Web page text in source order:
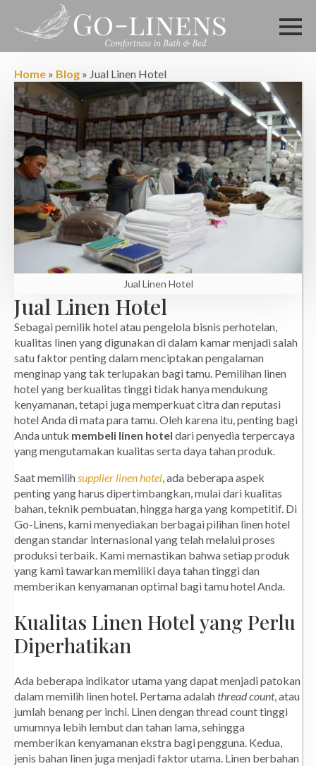
Home » Blog » Jual Linen Hotel
Jual Linen Hotel
Jual Linen Hotel
Sebagai pemilik hotel atau pengelola bisnis perhotelan,
kualitas linen yang digunakan di dalam kamar menjadi salah
satu faktor penting dalam menciptakan pengalaman
menginap yang tak terlupakan bagi tamu. Pemilihan linen
hotel yang berkualitas tinggi tidak hanya mendukung
kenyamanan, tetapi juga memperkuat citra dan reputasi
hotel Anda di mata para tamu. Oleh karena itu, penting bagi
Anda untuk membeli linen hotel dari penyedia terpercaya
yang mengutamakan kualitas serta daya tahan produk.
Saat memilih supplier linen hotel , ada beberapa aspek
penting yang harus dipertimbangkan, mulai dari kualitas
bahan, teknik pembuatan, hingga harga yang kompetitif. Di
Go-Linens, kami menyediakan berbagai pilihan linen hotel
dengan standar internasional yang telah melalui proses
produksi terbaik. Kami memastikan bahwa setiap produk
yang kami tawarkan memiliki daya tahan tinggi dan
memberikan kenyamanan optimal bagi tamu hotel Anda.
Kualitas Linen Hotel yang Perlu
Diperhatikan
Ada beberapa indikator utama yang dapat menjadi patokan
dalam memilih linen hotel. Pertama adalahthread count, atau
jumlah benang per inchi. Linen dengan thread count tinggi
umumnya lebih lembut dan tahan lama, sehingga
memberikan kenyamanan ekstra bagi pengguna. Kedua,
jenis bahan linen juga menjadi faktor utama. Linen berbahan